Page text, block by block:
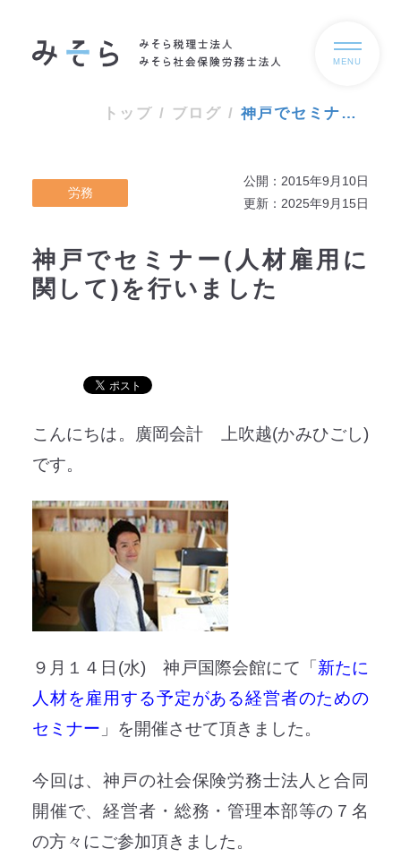
MENU
トップ / ブログ / 神戸でセミナー(人材雇用に関して)を行いました
労務
公開：2015年9月10日
更新：2025年9月15日
神戸でセミナー(人材雇用に
関して)を行いました
こんにちは。廣岡会計 上吹越(かみひごし)
です。
９月１４日(水) 神戸国際会館にて「 新たに
人材を雇用する予定がある経営者のための
セミナー 」を開催させて頂きました。
今回は、神戸の社会保険労務士法人と合同
開催で、経営者・総務・管理本部等の７名
の方々にご参加頂きました。